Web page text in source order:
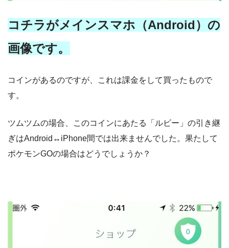
コチラがメインスマホ（Android）の
画像です。
コインがあるのですが、これは課金をして買ったもので
す。
ツムツムの場合、このコインにあたる「ルビー」の引き継
ぎはAndroid↔iPhone間では出来ませんでした。果たして
ポケモンGOの場合はどうでしょうか？